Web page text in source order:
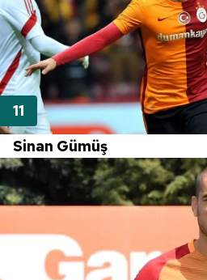
Sinan Gümüş